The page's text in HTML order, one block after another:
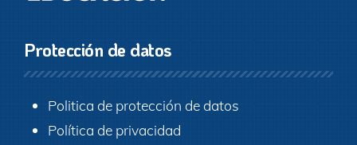
Protección de datos
Politica de protección de datos
Política de privacidad